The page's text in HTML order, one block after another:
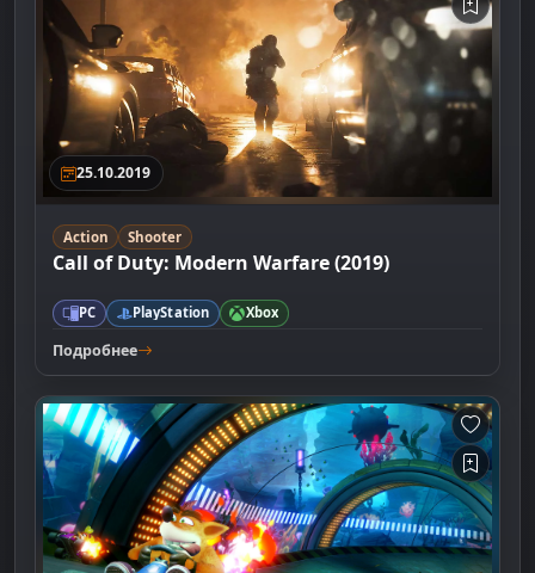
25.10.2019
Action Shooter
Call of Duty: Modern Warfare (2019)
PC PlayStation Xbox
Подробнее